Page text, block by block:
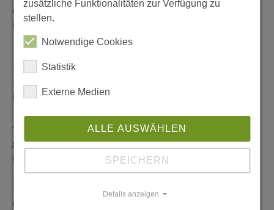
Geschäftszeiten: Montag bis Donnerstag 08:00 bis 18:00;
Freitag 08:00 bis 15:00
Redaktionelle Anfragen
info@stadtglanz.de
Anzeigen-Service
graen@mediaworldgmbh.deoder
meyer@mediaworldgmbh.de
tipps@stadtglanz.de
zusätzliche Funktionalitäten zur Verfügung zu
stellen.
Notwendige Cookies
Statistik
Externe Medien
ALLE AUSWÄHLEN
SPEICHERN
Details anzeigen